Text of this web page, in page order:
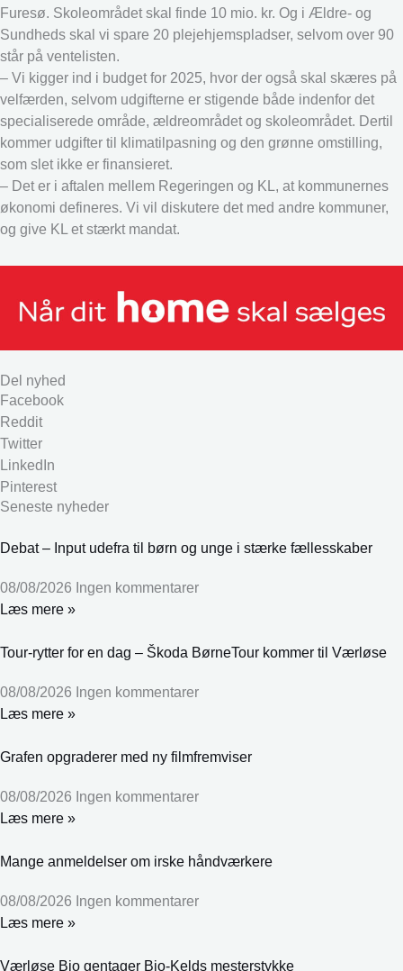
Furesø. Skoleområdet skal finde 10 mio. kr. Og i Ældre- og
Sundheds skal vi spare 20 plejehjemspladser, selvom over 90
står på ventelisten.
– Vi kigger ind i budget for 2025, hvor der også skal skæres på
velfærden, selvom udgifterne er stigende både indenfor det
specialiserede område, ældreområdet og skoleområdet. Dertil
kommer udgifter til klimatilpasning og den grønne omstilling,
som slet ikke er finansieret.
– Det er i aftalen mellem Regeringen og KL, at kommunernes
økonomi defineres. Vi vil diskutere det med andre kommuner,
og give KL et stærkt mandat.
Del nyhed
Facebook
Reddit
Twitter
LinkedIn
Pinterest
Seneste nyheder
Debat – Input udefra til børn og unge i stærke fællesskaber
08/08/2026 Ingen kommentarer
Læs mere »
Tour-rytter for en dag – Škoda BørneTour kommer til Værløse
08/08/2026 Ingen kommentarer
Læs mere »
Grafen opgraderer med ny filmfremviser
08/08/2026 Ingen kommentarer
Læs mere »
Mange anmeldelser om irske håndværkere
08/08/2026 Ingen kommentarer
Læs mere »
Værløse Bio gentager Bio-Kelds mesterstykke